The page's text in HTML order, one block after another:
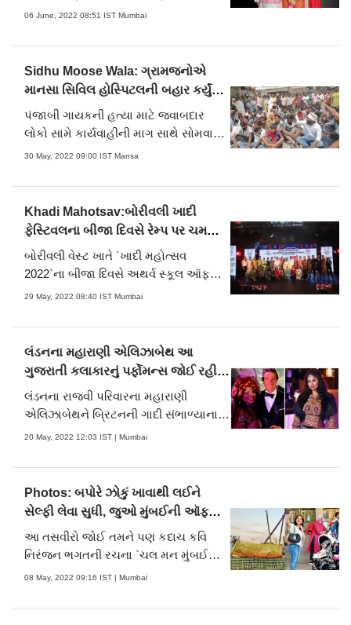
મુકેશ અને નીતા અંબાણીના પુત્ર અનંત
વખત સ્ટેજ પર સોલો આરંગેત્રમ કર્યું હતું.
અંબાણી અને મર્ચન્ટ પરિવાર ઉપરાંત તેમના
મિત્રો તેમ જ કલારસિકો એને માણવા મોટી
સંખ્યામાં હાજર હતા. મોટા ભાગના મહેમાનો
સિલ્કની સાડી, શેરવાની અને કુર્તાનાં
પરંપરાગત વસ્ત્રોમાં હતા. અંબાણી અને
મર્ચન્ટ પરિવાર દરેક મહેમાનોનું ભાવભીનું
પૌત્ર પૃથ્વીને તેડીને ઊભા જોવા મળ્યા હતા.
(તસવીરો : રાણે આશિષ)
06 June, 2022 08:51 IST Mumbai
Sidhu Moose Wala: ગ્રામજનોએ
માનસા સિવિલ હોસ્પિટલની બહાર કર્યું
વિરોધ પ્રદર્શન
પંજાબી ગાયકની હત્યા માટે જવાબદાર
લોકો સામે કાર્યવાહીની માગ સાથે સોમવારે
માનસા સિવિલ હોસ્પિટલની બહાર વિરોધ
મૂસેવાલાના મૃતદેહને પોસ્ટ મોર્ટમ માટે
રાખવામાં આવ્યો હતો.
30 May, 2022 09:00 IST Mansa
Khadi Mahotsav:બોરીવલી ખાદી
ફેસ્ટિવલના બીજા દિવસે રેમ્પ પર ચમકી
ખાદી, જુઓ તસવીરો
બોરીવલી વેસ્ટ ખાતે `ખાદી મહોત્સવ
2022`ના બીજા દિવસે અથર્વ સ્કૂલ ઑફ
ફેશન એન્ડ આર્ટસ અને મુંબઈ ખાદી વિલેજ
કેન્દ્ર) દ્વારા આયોજિત ફેશન શોમાં
અગ્રણી ડિઝાઇનરોએ ખાદીના નવીનતમ
વલણો રજૂ કર્યા હતા.
29 May, 2022 08:40 IST Mumbai
લંડનના મહારાણી એલિઝાબેથ આ
ગુજરાતી કલાકારનું પર્ફોમન્સ જોઈ રહી
ગયા દંગ, જુઓ તસવીર
લંડનના રાજવી પરિવારના મહારાણી
એલિઝાબેથને બ્રિટનની ગાદી સંભાળ્યાના
70 વર્ષ પૂર્ણ થયા હોવાની ઉજવણીના
જ્યુબીલી વર્ષ ઉજવી રહ્યું છે. તેના
અનુસંધાને વિવિધ કાર્યક્રમોનુ આયોજન
કરવામાં આવ્યું હતું. આ કાર્યક્રમમાં મુળ
ગુજ.....
20 May, 2022 12:03 IST | Mumbai
Photos: બપોરે ઝોકું ખાવાથી લઈને
સેલ્ફી લેવા સુધી, જુઓ મુંબઈની ઑફબીટ
તસવીરો
આ તસવીરો જોઈ તમને પણ કદાચ કવિ
નિરંજન ભગતની રચના `ચલ મન મુંબઈ
નગરી, જોવા પુચ્છ વિનાની મગરી! જ્યાં
જેવાં` યાદ આવી જશે...
08 May, 2022 09:16 IST | Mumbai